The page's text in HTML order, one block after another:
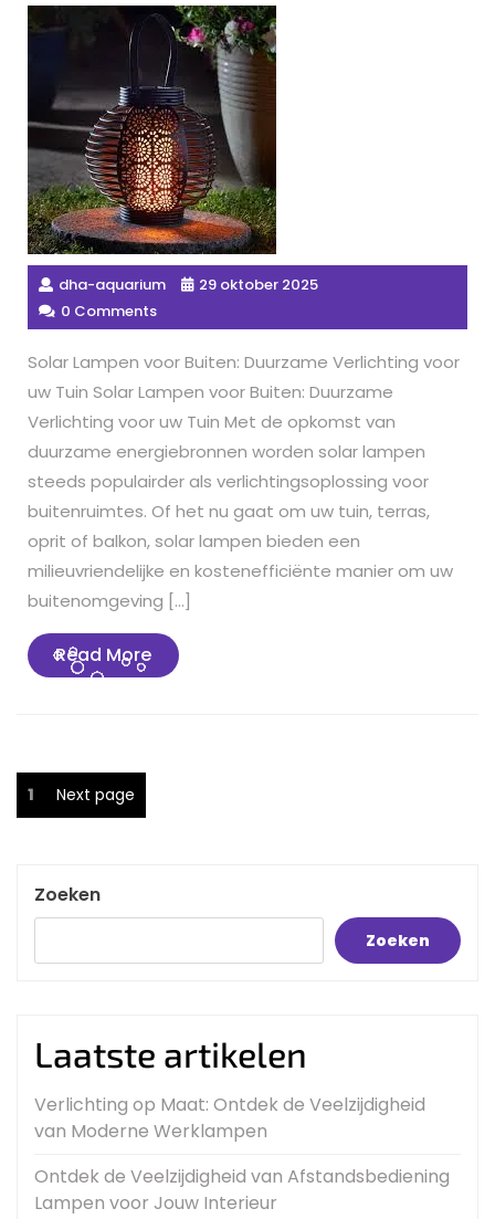
dha-aquarium
29 oktober 2025
0 Comments
Solar Lampen voor Buiten: Duurzame Verlichting voor
uw Tuin Solar Lampen voor Buiten: Duurzame
Verlichting voor uw Tuin Met de opkomst van
duurzame energiebronnen worden solar lampen
steeds populairder als verlichtingsoplossing voor
buitenruimtes. Of het nu gaat om uw tuin, terras,
oprit of balkon, solar lampen bieden een
milieuvriendelijke en kostenefficiënte manier om uw
buitenomgeving […]
Read MoreRead
More
Berichten
Page
1 Next page
Zoeken
Zoeken
Laatste artikelen
Verlichting op Maat: Ontdek de Veelzijdigheid
van Moderne Werklampen
Ontdek de Veelzijdigheid van Afstandsbediening
Lampen voor Jouw Interieur